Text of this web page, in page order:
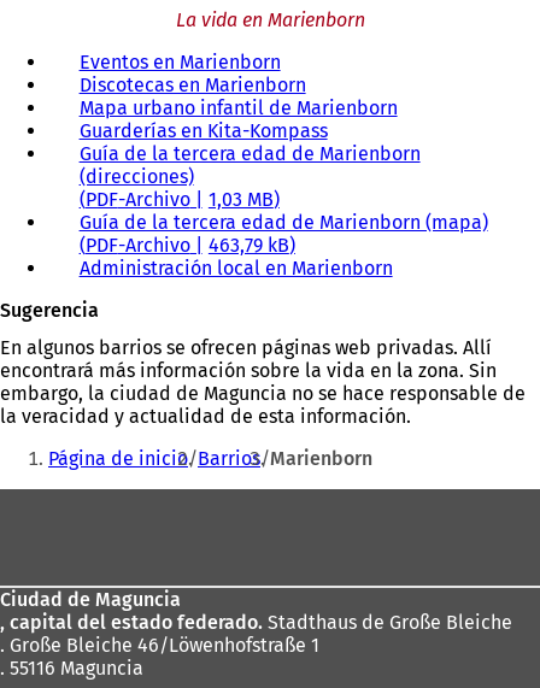
La vida en Marienborn
Eventos en Marienborn
Discotecas en Marienborn
Mapa urbano infantil de Marienborn
Guarderías en Kita-Kompass
Guía de la tercera edad de Marienborn
(direcciones)
PDF-Archivo
1,03 MB
Guía de la tercera edad de Marienborn (mapa)
PDF-Archivo
463,79 kB
Administración local en Marienborn
Sugerencia
En algunos barrios se ofrecen páginas web privadas. Allí
encontrará más información sobre la vida en la zona. Sin
embargo, la ciudad de Maguncia no se hace responsable de
la veracidad y actualidad de esta información.
Estás
aquí:
Página de inicio Barrios Marienborn
pies
Ciudad de Maguncia
, capital del estado federado. Stadthaus de Große Bleiche
. Große Bleiche 46/Löwenhofstraße 1
. 55116 Maguncia